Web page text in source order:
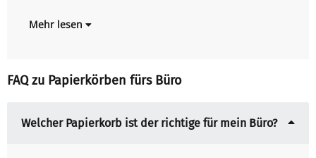
Mehr lesen
FAQ zu Papierkörben fürs Büro
Welcher Papierkorb ist der richtige für mein Büro?